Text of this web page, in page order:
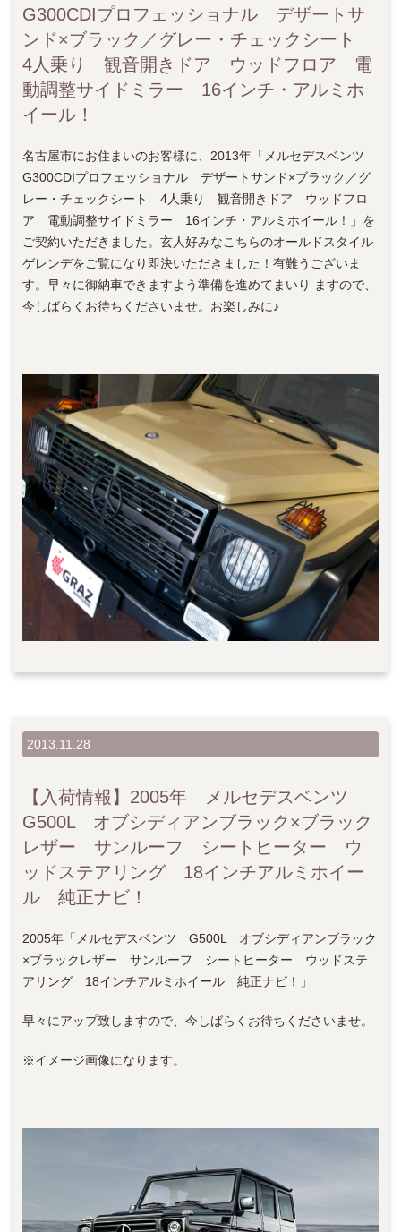
G300CDIプロフェッショナル デザートサ
ンド×ブラック／グレー・チェックシート
4人乗り 観音開きドア ウッドフロア 電
動調整サイドミラー 16インチ・アルミホ
イール！
名古屋市にお住まいのお客様に、2013年「メルセデスベンツ
G300CDIプロフェッショナル デザートサンド×ブラック／グ
レー・チェックシート 4人乗り 観音開きドア ウッドフロ
ア 電動調整サイドミラー 16インチ・アルミホイール！」を
ご契約いただきました。玄人好みなこちらのオールドスタイル
ゲレンデをご覧になり即決いただきました！有難うございま
す。早々に御納車できますよう準備を進めてまいり ますので、
今しばらくお待ちくださいませ。お楽しみに♪
2013.11.28
【入荷情報】2005年 メルセデスベンツ
G500L オブシディアンブラック×ブラック
レザー サンルーフ シートヒーター ウ
ッドステアリング 18インチアルミホイー
ル 純正ナビ！
2005年「メルセデスベンツ G500L オブシディアンブラック
×ブラックレザー サンルーフ シートヒーター ウッドステ
アリング 18インチアルミホイール 純正ナビ！」
早々にアップ致しますので、今しばらくお待ちくださいませ。
※イメージ画像になります。